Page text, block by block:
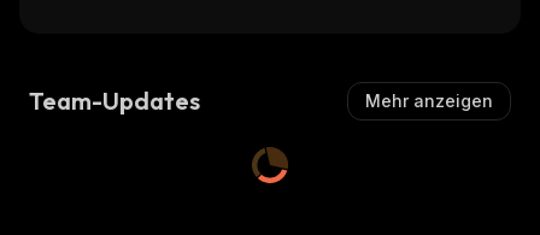
Team-Updates Mehr anzeigen